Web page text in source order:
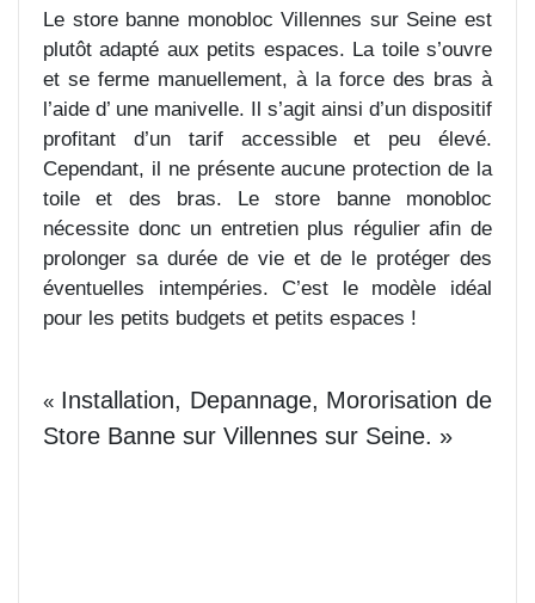
Le store banne monobloc Villennes sur Seine est
plutôt adapté aux petits espaces. La toile s’ouvre
et se ferme manuellement, à la force des bras à
l’aide d’ une manivelle. Il s’agit ainsi d’un dispositif
profitant d’un tarif accessible et peu élevé.
Cependant, il ne présente aucune protection de la
toile et des bras. Le store banne monobloc
nécessite donc un entretien plus régulier afin de
prolonger sa durée de vie et de le protéger des
éventuelles intempéries. C’est le modèle idéal
pour les petits budgets et petits espaces !
« Installation, Depannage, Mororisation de
Store Banne sur Villennes sur Seine. »